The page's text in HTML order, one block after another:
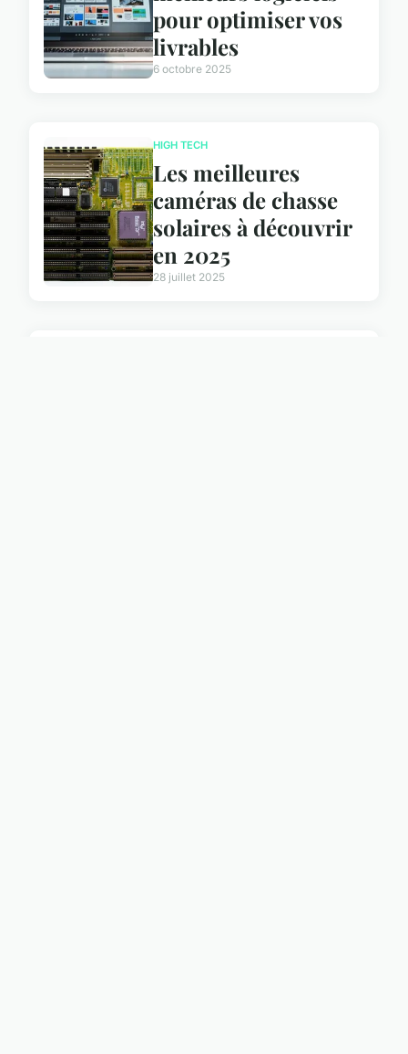
pour optimiser vos
livrables
6 octobre 2025
HIGH TECH
Les meilleures
caméras de chasse
solaires à découvrir
en 2025
28 juillet 2025